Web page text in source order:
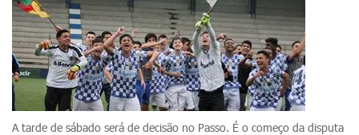
A tarde de sábado será de decisão no Passo. É o começo da disputa